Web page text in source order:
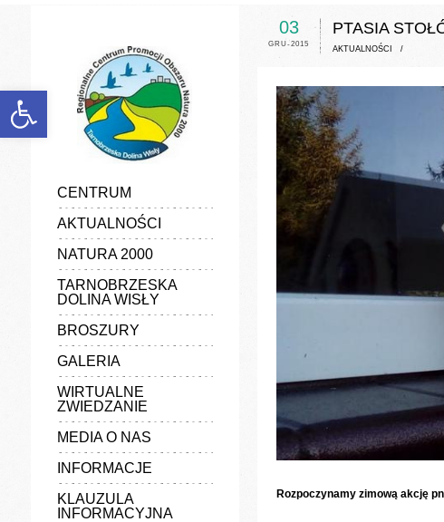
Otwórz pasek narzędzi
popularize
poster
quality
vender
CENTRUM
AKTUALNOŚCI
NATURA 2000
TARNOBRZESKA
DOLINA WISŁY
BROSZURY
GALERIA
WIRTUALNE
ZWIEDZANIE
MEDIA O NAS
INFORMACJE
KLAUZULA
INFORMACYJNA
03
GRU-2015
PTASIA
AKTUALNOŚCI /
Rozpoczynamy zimową akcję